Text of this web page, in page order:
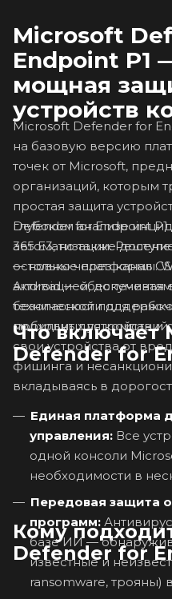
Microsoft
Endpoint P1
мощная
устройств
Microsoft Defender for
на базовую версию
точек от Microsoft,
организаций, которым
простая защита
глубоком анализе
автоматизации.
основные платформы:
Android — обеспечивая
безопасности для
мобильных устройств и
Defender for Endpoint
365 E3, но также
— только через канал
активацией,
технической
подходит для
свои устройства от
фишинга и
вкладываясь в
Что включает
Defender for
Единая платформа
управления: Все
одной консоли
необходимости в
Передовая защита
программ:
базе ИИ —
известные и
ransomware, трояны)
Кому
Defender for